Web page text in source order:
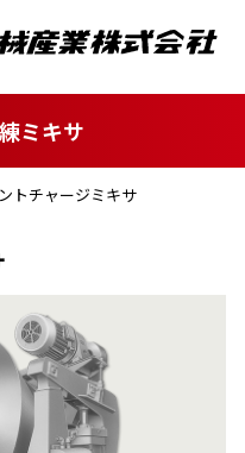
ミキサ
トチャージミキサ